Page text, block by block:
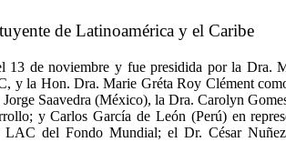
de Latinoamérica y el Caribe
13 de noviembre y fue presidida por la Dra.
y la Hon. Dra. Marie Gréta Roy Clément
Saavedra (México), la Dra. Carolyn
y Carlos García de León (Perú) en
LAC del Fondo Mundial; el Dr. César